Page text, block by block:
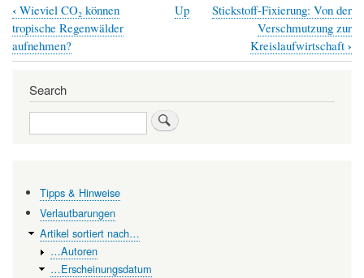
Book
traversal
links
for
Energiewende
(4):
Wandel
zeitlich
flexibel
gestalten
‹ Wieviel CO₂ können
tropische Regenwälder
aufnehmen?
Up
Stickstoff-Fixierung: Von der
Verschmutzung zur
Kreislaufwirtschaft ›
Search
Search
Tipps & Hinweise
Verlautbarungen
Artikel sortiert nach…
…Autoren
…Erscheinungsdatum